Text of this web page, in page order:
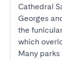
Cathedral
Georges
the
which
Many